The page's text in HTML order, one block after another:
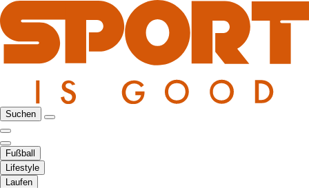
Suchen
Fußball
Lifestyle
Laufen